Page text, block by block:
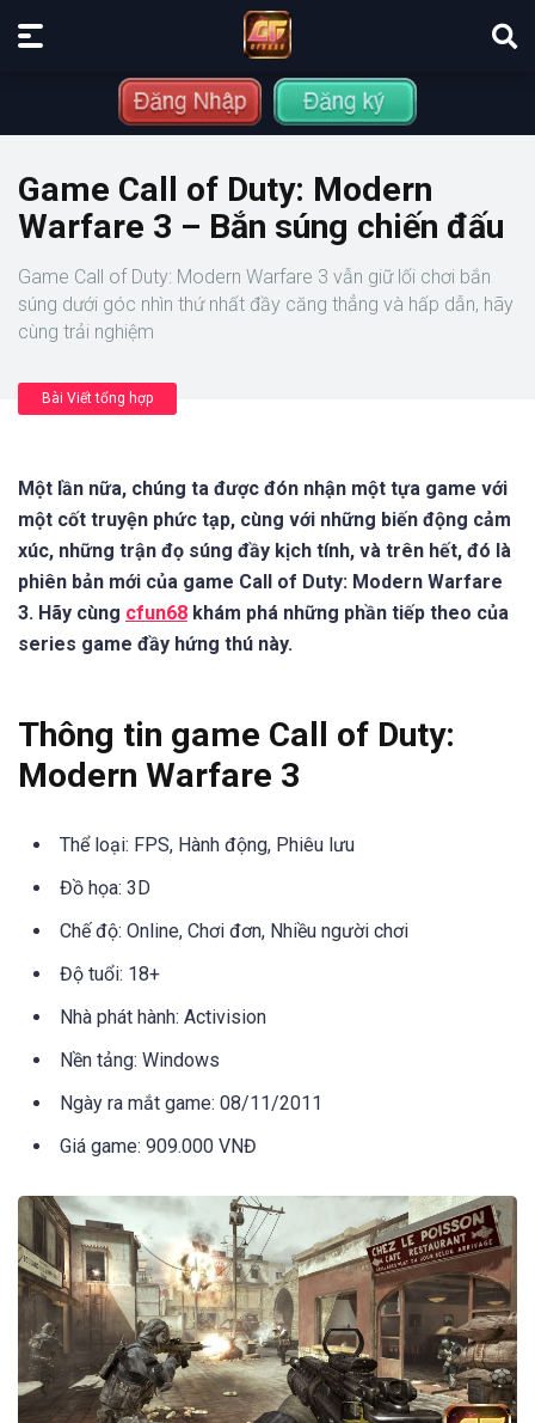
Game Call of Duty: Modern
Warfare 3 – Bắn súng chiến đấu
Game Call of Duty: Modern Warfare 3 vẫn giữ lối chơi bắn
súng dưới góc nhìn thứ nhất đầy căng thẳng và hấp dẫn, hãy
cùng trải nghiệm
Bài Viết tổng hợp
Một lần nữa, chúng ta được đón nhận một tựa game với
một cốt truyện phức tạp, cùng với những biến động cảm
xúc, những trận đọ súng đầy kịch tính, và trên hết, đó là
phiên bản mới của game Call of Duty: Modern Warfare
3. Hãy cùng cfun68 khám phá những phần tiếp theo của
series game đầy hứng thú này.
Thông tin game Call of Duty:
Modern Warfare 3
Thể loại: FPS, Hành động, Phiêu lưu
Đồ họa: 3D
Chế độ: Online, Chơi đơn, Nhiều người chơi
Độ tuổi: 18+
Nhà phát hành: Activision
Nền tảng: Windows
Ngày ra mắt game: 08/11/2011
Giá game: 909.000 VNĐ